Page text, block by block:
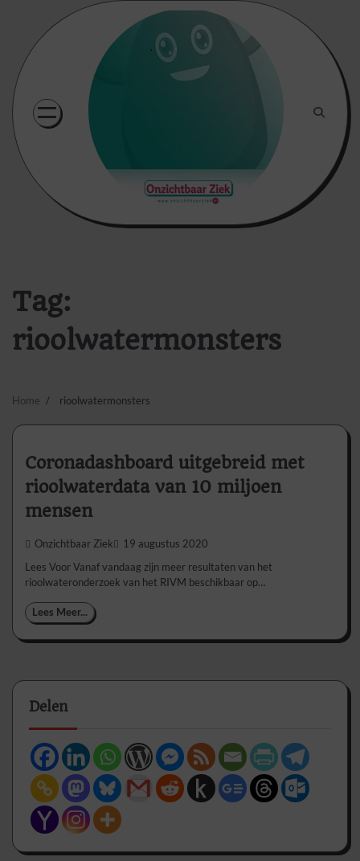
content
Tag:
rioolwatermonsters
Home rioolwatermonsters
Coronadashboard uitgebreid met
rioolwaterdata van 10 miljoen
mensen
Onzichtbaar Ziek 19 augustus 2020
Lees Voor Vanaf vandaag zijn meer resultaten van het
rioolwateronderzoek van het RIVM beschikbaar op…
Lees Meer...
Delen